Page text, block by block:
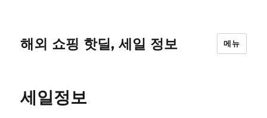
해외 쇼핑 핫딜, 세일 정보 메뉴
세일정보